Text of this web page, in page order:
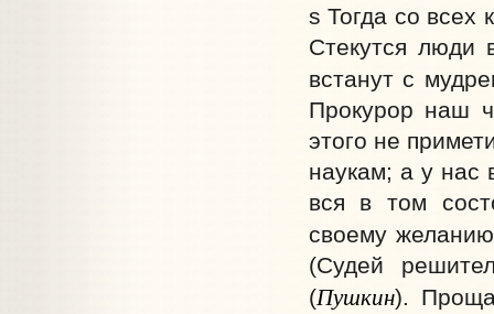
s Тогда со
Стекутся
встанут с
Прокурор наш
этого не
наукам; а у нас
вся в том
своему
(Судей
(Пушкин).